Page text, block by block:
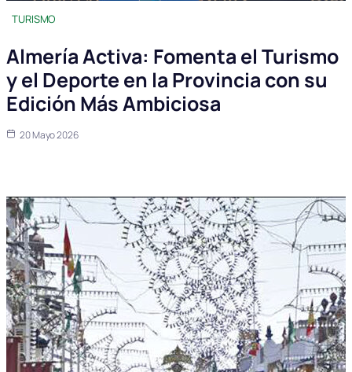
TURISMO
Almería Activa: Fomenta el Turismo
y el Deporte en la Provincia con su
Edición Más Ambiciosa
20 Mayo 2026